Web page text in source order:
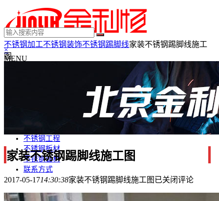
×
MENU
不锈钢踢脚线
不锈钢电梯门套
不锈钢工程
不锈钢板材
不锈钢管材
联系方式
不锈钢加工不锈钢装饰不锈钢踢脚线家装不锈钢踢脚线施工
图
家装不锈钢踢脚线施工图
2017-05-1714:30:38家装不锈钢踢脚线施工图 已关闭评论